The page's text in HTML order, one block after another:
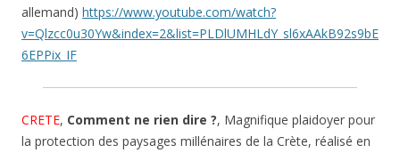
allemand) https://www.youtube.com/watch?
v=Qlzcc0u30Yw&index=2&list=PLDlUMHLdY_sl6xAAkB92s9bE
6EPPix_IF
CRETE, Comment ne rien dire ?, Magnifique plaidoyer pour
la protection des paysages millénaires de la Crète, réalisé en